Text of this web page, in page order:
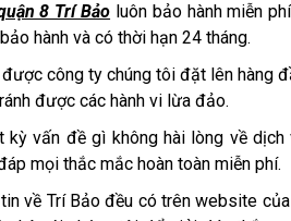
8 Trí Bảo luôn bảo hành miễn
hành và có thời hạn 24 tháng.
công ty chúng tôi đặt lên hàng
được các hành vi lừa đảo.
kỳ vấn đề gì không hài lòng về
mọi thắc mắc hoàn toàn miễn phí.
về Trí Bảo đều có trên website